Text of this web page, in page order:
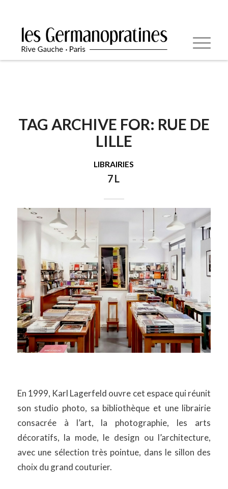
TAG ARCHIVE FOR: RUE DE
LILLE
LIBRAIRIES
7L
En 1999, Karl Lagerfeld ouvre cet espace qui réunit
son studio photo, sa bibliothèque et une librairie
consacrée à l’art, la photographie, les arts
décoratifs, la mode, le design ou l’architecture,
avec une sélection très pointue, dans le sillon des
choix du grand couturier.